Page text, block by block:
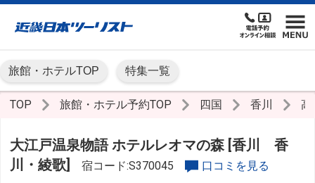
旅館・ホテルTOP 特集一覧
TOP 旅館・ホテル予約TOP 四国 香川 高
大江戸温泉物語 ホテルレオマの森 [香川 香
川・綾歌]
宿コード:S370045 口コミを見る